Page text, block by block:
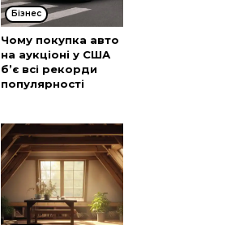
Бізнес
Чому покупка авто
на аукціоні у США
б’є всі рекорди
популярності